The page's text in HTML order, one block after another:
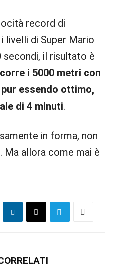
record di
di Super Mario
secondi, il risultato è
i 5000 metri con
essendo ottimo,
di 4 minuti.
in forma, non
Ma allora come mai è